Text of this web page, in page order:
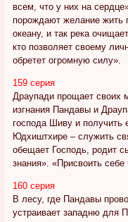
всем, что у них на
порождают желание жить
океану, и так река
кто позволяет своему
обретет огромную силу».
159 серия
Драупади прощает своих
изгнания Пандавы и
господа Шиву и получить
Юдхиштхире – служить
обещает Господь, родит
знания». «Присвоить
160 серия
В лесу, где Пандавы
устраивает западню для